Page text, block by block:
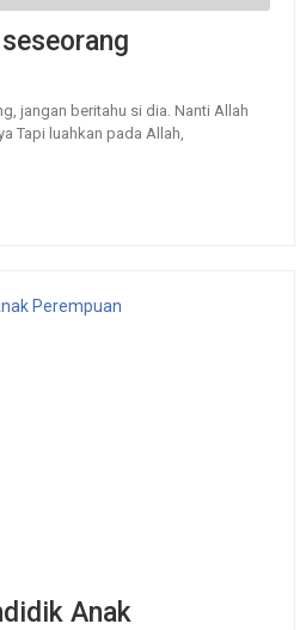
jangan beritahu si dia. Nanti Allah
Tapi luahkan pada Allah,
Anak